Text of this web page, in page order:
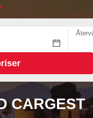
CARGEST